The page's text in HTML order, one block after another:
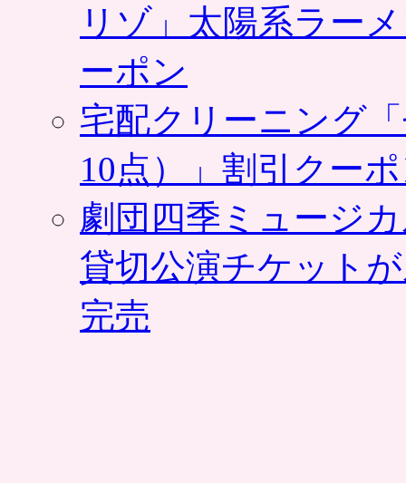
リゾ」太陽系ラー
ーポン
宅配クリーニング
10点）」割引クー
劇団四季ミュージ
貸切公演チケット
完売